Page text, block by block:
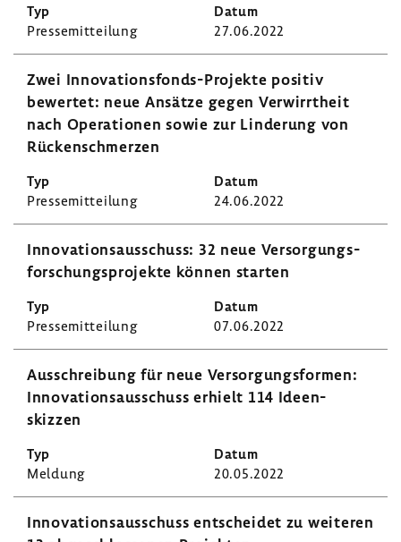
Pres­se­mit­tei­lung 27.06.2022
Zwei Innovationsfonds-​Projekte positiv
bewertet: neue Ansätze gegen Verwirrt­heit
nach Opera­tionen sowie zur Linde­rung von
Rücken­schmerzen
Pres­se­mit­tei­lung 24.06.2022
Inno­va­ti­ons­aus­schuss: 32 neue Versor­gungs­
for­schungs­pro­jekte können starten
Pres­se­mit­tei­lung 07.06.2022
Ausschrei­bung für neue Versor­gungs­formen:
Inno­va­ti­ons­aus­schuss erhielt 114 Ideen­
skizzen
Meldung 20.05.2022
Inno­va­ti­ons­aus­schuss entscheidet zu weiteren